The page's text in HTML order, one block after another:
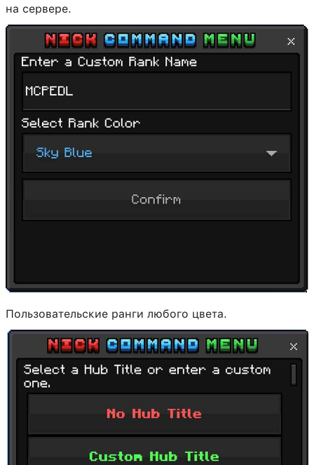
на сервере.
Пользовательские ранги любого цвета.